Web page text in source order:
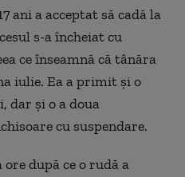
ani a acceptat să cadă la
s-a încheiat cu
ce înseamnă că tânăra
iulie. Ea a primit și o
dar și o a doua
cu suspendare.
ore după ce o rudă a